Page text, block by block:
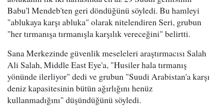
Babu'l Mendeb'ten geri döndüğünü söyledi. Bu hamleyi
"ablukaya karşı abluka" olarak nitelendiren Seri, grubun
"her tırmanışa tırmanışla karşılık vereceğini" belirtti.
Sana Merkezinde güvenlik meseleleri araştırmacısı Salah
Ali Salah, Middle East Eye'a, "Husiler hala tırmanış
yönünde ilerliyor" dedi ve grubun "Suudi Arabistan'a karşı
deniz kapasitesinin bütün ağırlığını henüz
kullanmadığını" düşündüğünü söyledi.